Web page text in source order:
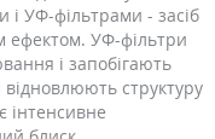
і УФ-фільтрами - засіб
ефектом. УФ-фільтри
і запобігають
структуру
інтенсивне